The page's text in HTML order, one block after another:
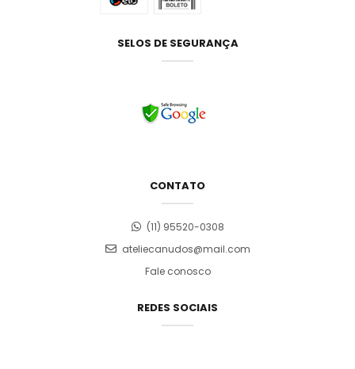
SELOS DE SEGURANÇA
CONTATO
(11) 95520-0308
ateliecanudos@mail.com
Fale conosco
REDES SOCIAIS